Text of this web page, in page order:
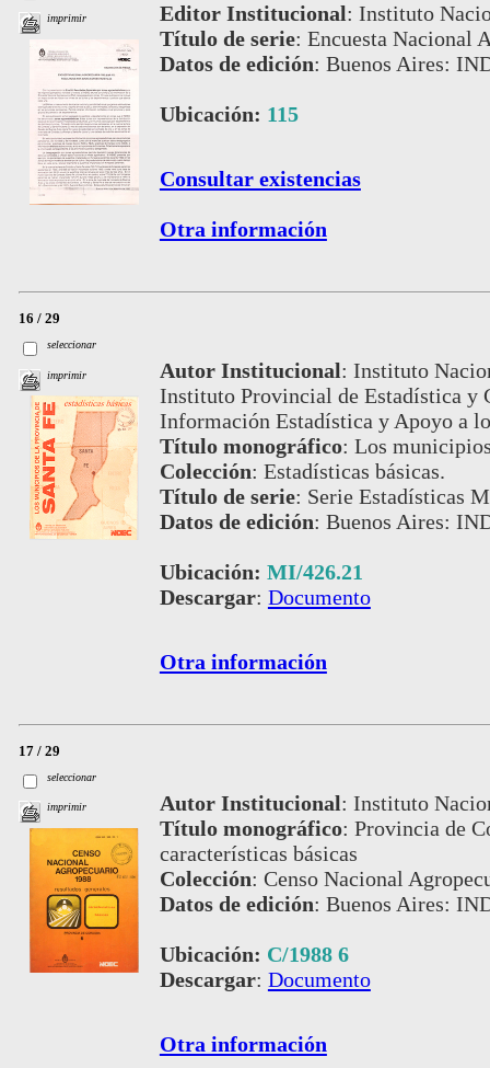
imprimir Editor Institucional: Instituto
Título de serie: Encuesta Nacional
Datos de edición: Buenos Aires:
Ubicación: 115
Consultar existencias
Otra información
16 / 29
seleccionar
imprimir Autor Institucional: Instituto
Instituto Provincial de Estadística y
Información Estadística y Apoyo a
Título monográfico: Los
Colección: Estadísticas básicas.
Título de serie: Serie Estadísticas
Datos de edición: Buenos Aires:
Ubicación: MI/426.21
Descargar: Documento
Otra información
17 / 29
seleccionar
imprimir Autor Institucional: Instituto
Título monográfico: Provincia de
características básicas
Colección: Censo Nacional
Datos de edición: Buenos Aires:
Ubicación: C/1988 6
Descargar: Documento
Otra información